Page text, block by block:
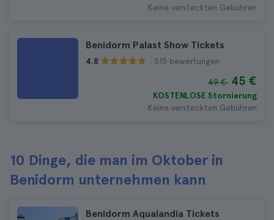
Keine versteckten Gebühren
Benidorm Palast Show Tickets
4.8 515 bewertungen
49 € 45 €
KOSTENLOSE Stornierung
Keine versteckten Gebühren
10 Dinge, die man im Oktober in
Benidorm unternehmen kann
Benidorm Aqualandia Tickets